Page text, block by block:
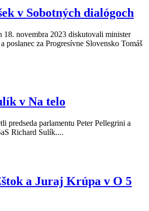
v Sobotných dialógoch
18. novembra 2023 diskutovali minister
poslanec za Progresívne Slovensko Tomáš
v Na telo
predseda parlamentu Peter Pellegrini a
Richard Sulík....
a Juraj Krúpa v O 5